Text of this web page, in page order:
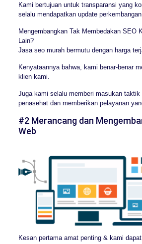
Kami bertujuan untuk transparansi yang
selalu mendapatkan update
Mengembangkan Tak Membedakan SEO
Lain?
Jasa seo murah bermutu dengan harga
Kenyataannya bahwa, kami benar-benar
klien kami.
Juga kami selalu memberi masukan taktik
penasehat dan memberikan pelayanan
#2 Merancang dan
Web
Kesan pertama amat penting & kami